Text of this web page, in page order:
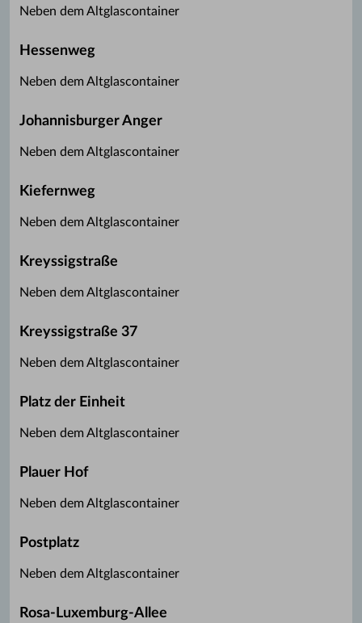
Neben dem Altglascontainer
Hessenweg
Neben dem Altglascontainer
Johannisburger Anger
Neben dem Altglascontainer
Kiefernweg
Neben dem Altglascontainer
Kreyssigstraße
Neben dem Altglascontainer
Kreyssigstraße 37
Neben dem Altglascontainer
Platz der Einheit
Neben dem Altglascontainer
Plauer Hof
Neben dem Altglascontainer
Postplatz
Neben dem Altglascontainer
Rosa-Luxemburg-Allee